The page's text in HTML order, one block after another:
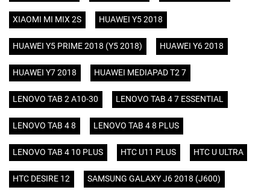
XIAOMI MI MIX 2S HUAWEI Y5 2018
HUAWEI Y5 PRIME 2018 (Y5 2018) HUAWEI Y6 2018
HUAWEI Y7 2018 HUAWEI MEDIAPAD T2 7
LENOVO TAB 2 A10-30 LENOVO TAB 4 7 ESSENTIAL
LENOVO TAB 4 8 LENOVO TAB 4 8 PLUS
LENOVO TAB 4 10 PLUS HTC U11 PLUS HTC U ULTRA
HTC DESIRE 12 SAMSUNG GALAXY J6 2018 (J600)